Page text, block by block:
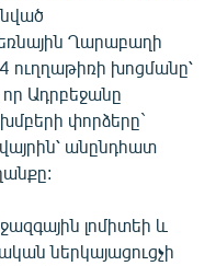
Ղարաբաղի
խոցմանը՝
Ադրբեջանը
փորձերը`
անընդհատ
լոմիտեի և
ներկայացուցչի